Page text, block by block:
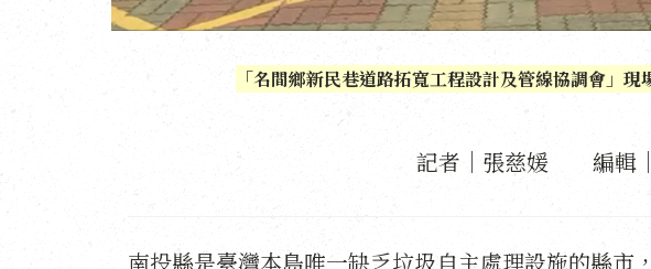
「名間鄉新民巷道路拓寬工程設計及管線協調會」
記者｜張慈媛 編輯
南投縣是臺灣本島唯一缺乏垃圾自主處理設施的縣市